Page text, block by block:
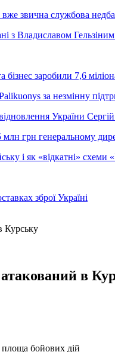
звична службова
з Владиславом
заробили 7,6
за незмінну
України
млн грн генеральному
і як «відкатні»
зброї Україні
в